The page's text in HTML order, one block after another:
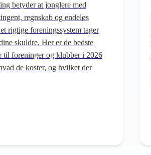
betyder at jonglere med
regnskab og endeløs
rigtige foreningssystem tager
skuldre. Her er de bedste
til foreninger og klubber i 2026
de koster, og hvilket der